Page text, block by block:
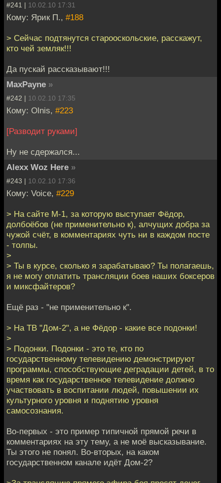
#241 | 10.02.10 17:31
Кому: Ярик П., #188
> Сейчас подтянутся старооскольские, расскажут,
кто чей земляк!!!
Да пускай рассказывают!!!
MaxPayne »
#242 | 10.02.10 17:35
Кому: Olnis, #223
[Разводит руками]
Ну не сдержался...
Alexx Woz Here »
#243 | 10.02.10 17:36
Кому: Voice, #229
> На сайте M-1, за которую выступает Фёдор,
долбоёбов (не применительно к), алчущих добра за
чужой счёт, в комментариях чуть ни в каждом посте
- толпы.
>
> Ты в курсе, сколько я зарабатываю? Ты полагаешь,
я не могу оплатить трансляции боев наших боксеров
и миксфайтеров?
Ещё раз - "не применительно к".
> На ТВ "Дом-2", а не Фёдор - какие все подонки!
>
> Подонки. Подонки - это те, кто по
государственному телевидению демонстрируют
программы, способствующие деградации детей, в то
время как государственное телевидение должно
участвовать в воспитании людей, повышении их
культурного уровня и поднятию уровня
самосознания.
Во-первых - это пример типичной прямой речи в
комментариях на эту тему, а не моё высказывание.
Ты этого не понял. Во-вторых, на каком
государственном канале идёт Дом-2?